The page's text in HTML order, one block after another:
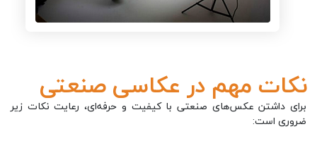
نکات مهم در عکاسی صنعتی
برای داشتن عکس‌های صنعتی با کیفیت و حرفه‌ای، رعایت نکات زیر
ضروری است: